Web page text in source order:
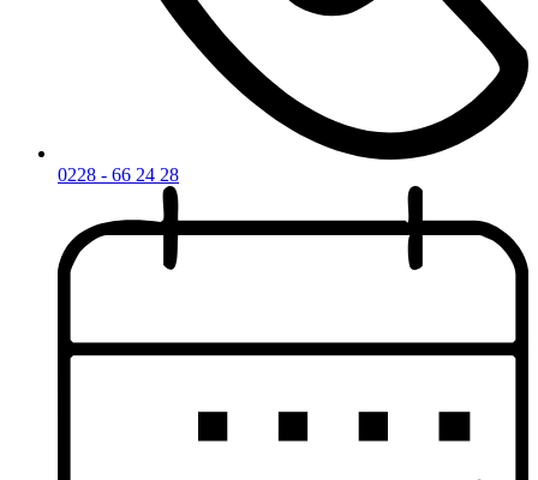
0228 - 66 24 28